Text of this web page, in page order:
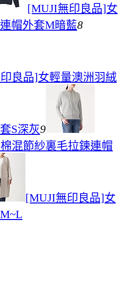
[MUJI無印良品]女
帽外套M暗藍8
良品]女輕量澳洲羽絨
S深灰9
混節紗裏毛拉鍊連帽
[MUJI無印良品]女